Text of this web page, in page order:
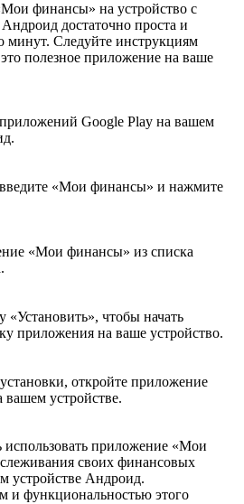
финансы» на устройство с
достаточно проста и
минут. Следуйте инструкциям
полезное приложение на ваше
Google Play на вашем
«Мои финансы» и нажмите
«Мои финансы» из списка
чтобы начать
приложения на ваше устройство.
откройте приложение
устройстве.
использовать приложение «Мои
своих финансовых
устройстве Андроид.
и функциональностью этого